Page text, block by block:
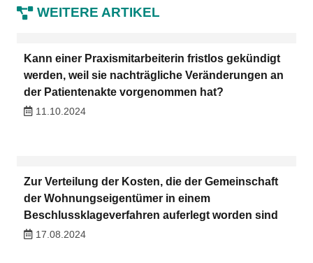
WEITERE ARTIKEL
Kann einer Praxismitarbeiterin fristlos gekündigt
werden, weil sie nachträgliche Veränderungen an
der Patientenakte vorgenommen hat?
11.10.2024
Zur Verteilung der Kosten, die der Gemeinschaft
der Wohnungseigentümer in einem
Beschlussklageverfahren auferlegt worden sind
17.08.2024